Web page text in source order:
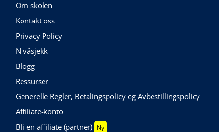
Om skolen
Kontakt oss
Privacy Policy
Nivåsjekk
Blogg
Ressurser
Generelle Regler, Betalingspolicy og Avbestillingspolicy
Affiliate-konto
Bli en affiliate (partner) Ny